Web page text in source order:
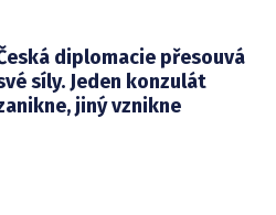
diplomacie přesouvá
síly. Jeden konzulát
jiný vznikne